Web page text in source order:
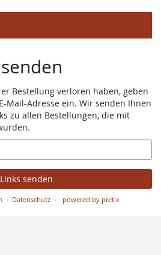
Bestellung verloren haben, geben
Mail-Adresse ein. Wir senden Ihnen
zu allen Bestellungen, die mit
Links senden
Datenschutz powered by pretix